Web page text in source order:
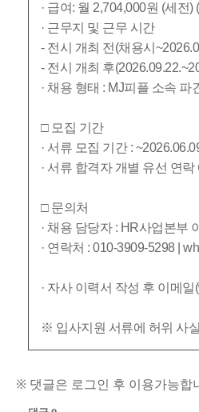
· 급여: 월 2,704,000원 (세전
· 근무지 및 근무 시간
- 전시 개최 전(채용시
- 전시 개최 후
· 채용 형태 : MJ피플 소속 파
□ 모집 기간
· 서류 모집 기간 :
· 서류 합격자 개별 유선 연
□ 문의처
· 채용 담당자 : HR사업본부
· 연락처 : 010-3909-5298 |
· 자사 이력서 작성 후 이메
※ 입사지원 서류에 허위 사
※ 댓글은 로그인 후 이용가능합